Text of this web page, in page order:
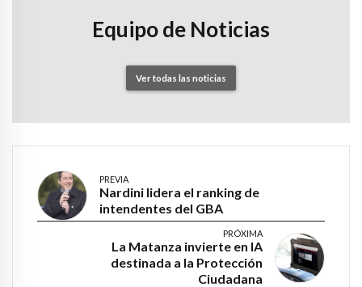
Equipo de Noticias
Ver todas las noticias
PREVIA
Nardini lidera el ranking de
intendentes del GBA
PRÓXIMA
La Matanza invierte en IA
destinada a la Protección
Ciudadana